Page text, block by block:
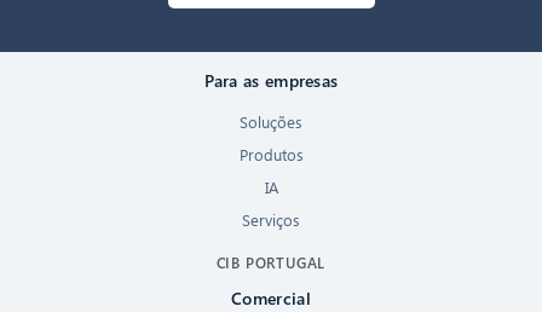
Para as empresas
Soluções
Produtos
IA
Serviços
CIB PORTUGAL
Comercial